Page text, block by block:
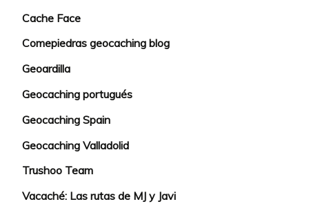
Cache Face
Comepiedras geocaching blog
Geoardilla
Geocaching portugués
Geocaching Spain
Geocaching Valladolid
Trushoo Team
Vacaché: Las rutas de MJ y Javi